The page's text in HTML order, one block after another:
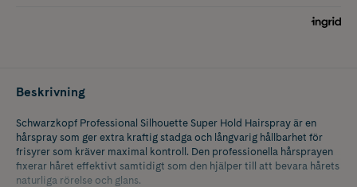
Beskrivning
Schwarzkopf Professional Silhouette Super Hold Hairspray är en
hårspray som ger extra kraftig stadga och långvarig hållbarhet för
frisyrer som kräver maximal kontroll. Den professionella hårsprayen
fixerar håret effektivt samtidigt som den hjälper till att bevara hårets
naturliga rörelse och glans.